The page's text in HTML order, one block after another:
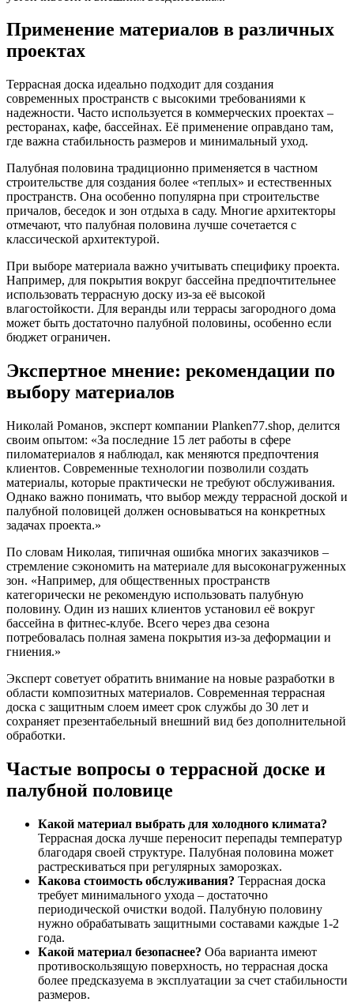
Применение материалов в различных
проектах
Террасная доска идеально подходит для создания
современных пространств с высокими требованиями к
надежности. Часто используется в коммерческих проектах –
ресторанах, кафе, бассейнах. Её применение оправдано там,
где важна стабильность размеров и минимальный уход.
Палубная половина традиционно применяется в частном
строительстве для создания более «теплых» и естественных
пространств. Она особенно популярна при строительстве
причалов, беседок и зон отдыха в саду. Многие архитекторы
отмечают, что палубная половина лучше сочетается с
классической архитектурой.
При выборе материала важно учитывать специфику проекта.
Например, для покрытия вокруг бассейна предпочтительнее
использовать террасную доску из-за её высокой
влагостойкости. Для веранды или террасы загородного дома
может быть достаточно палубной половины, особенно если
бюджет ограничен.
Экспертное мнение: рекомендации по
выбору материалов
Николай Романов, эксперт компании Planken77.shop, делится
своим опытом: «За последние 15 лет работы в сфере
пиломатериалов я наблюдал, как меняются предпочтения
клиентов. Современные технологии позволили создать
материалы, которые практически не требуют обслуживания.
Однако важно понимать, что выбор между террасной доской и
палубной половицей должен основываться на конкретных
задачах проекта.»
По словам Николая, типичная ошибка многих заказчиков –
стремление сэкономить на материале для высоконагруженных
зон. «Например, для общественных пространств
категорически не рекомендую использовать палубную
половину. Один из наших клиентов установил её вокруг
бассейна в фитнес-клубе. Всего через два сезона
потребовалась полная замена покрытия из-за деформации и
гниения.»
Эксперт советует обратить внимание на новые разработки в
области композитных материалов. Современная террасная
доска с защитным слоем имеет срок службы до 30 лет и
сохраняет презентабельный внешний вид без дополнительной
обработки.
Частые вопросы о террасной доске и
палубной половице
Какой материал выбрать для холодного климата?
Террасная доска лучше переносит перепады температур
благодаря своей структуре. Палубная половина может
растрескиваться при регулярных заморозках.
Какова стоимость обслуживания? Террасная доска
требует минимального ухода – достаточно
периодической очистки водой. Палубную половину
нужно обрабатывать защитными составами каждые 1-2
года.
Какой материал безопаснее? Оба варианта имеют
противоскользящую поверхность, но террасная доска
более предсказуема в эксплуатации за счет стабильности
размеров.